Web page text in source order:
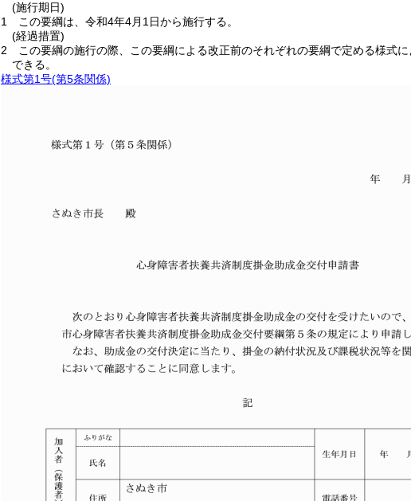
(施行期日)
1
この要綱は、令和4年4月1日から施行する。
(経過措置)
2
この要綱の施行の際、この要綱による改正前のそれぞれの要綱で定める様式
できる。
様式第1号(第5条関係)